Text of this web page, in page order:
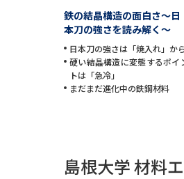
鉄の結晶構造の面白さ～日
本刀の強さを読み解く～
日本刀の強さは「焼入れ」か
硬い結晶構造に変態するポイ
トは「急冷」
まだまだ進化中の鉄鋼材料
島根大学 材料